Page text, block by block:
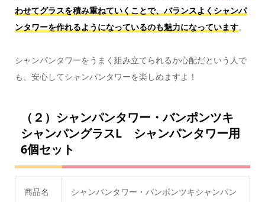
わせてグラスを積み重ねていくことで、バランスよくシャンパ
ンタワーを作れるようになっているのも魅力になっています。
シャンパンタワーをうまく組み立てられるか心配だという人で
も、安心してシャンパンタワーを楽しめますよ！
（２）シャンパンタワー・バンポンツキ
シャンパングラスL シャンパンタワー用
6個セット
商品名
シャンパンタワー・バンポンツキシャンパン